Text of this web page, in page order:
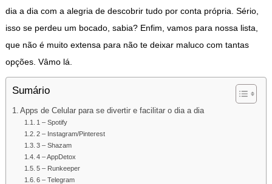
dia a dia com a alegria de descobrir tudo por conta própria. Sério,
isso se perdeu um bocado, sabia? Enfim, vamos para nossa lista,
que não é muito extensa para não te deixar maluco com tantas
opções. Vâmo lá.
Sumário
Apps de Celular para se divertir e facilitar o dia a dia
1 – Spotify
2 – Instagram/Pinterest
3 – Shazam
4 – AppDetox
5 – Runkeeper
6 – Telegram